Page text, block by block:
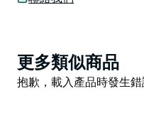
楔尾鷹在山脊上空翱翔。
色變化萬千，令人嘆為觀
Product
List
更多類似商品
Product
抱歉，載入產品時發生錯